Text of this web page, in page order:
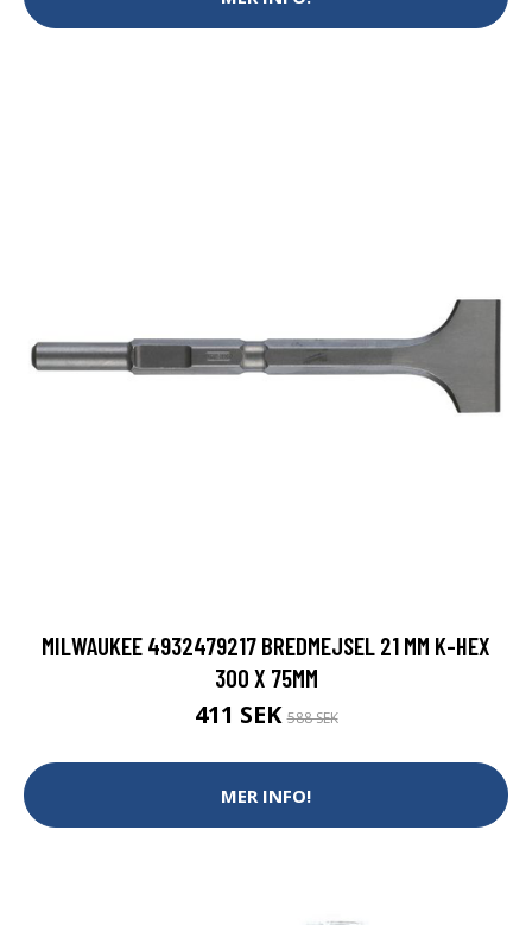
MILWAUKEE 4932479217 BREDMEJSEL 21 MM K-HEX
300 X 75MM
411 SEK588 SEK
MER INFO!